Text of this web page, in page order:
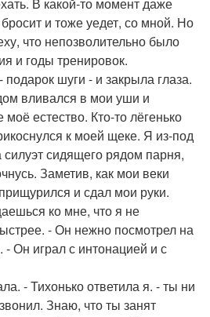
В какой-то момент даже
и тоже уедет, со мной. Но
что непозволительно было
и годы тренировок.
шуги - и закрыла глаза.
вливался в мои уши и
естество. Кто-то лёгенько
к моей щеке. Я из-под
сидящего рядом парня,
Заметив, как мои веки
и сдал мои руки.
ко мне, что я не
- Он нежно посмотрел на
- Он играл с интонацией и с
- Тихонько ответила я. - ты ни
Знаю, что ты занят